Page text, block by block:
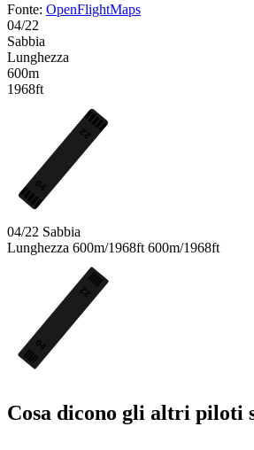
Fonte: OpenFlightMaps
04/22
Sabbia
Lunghezza
600m
1968ft
22
04
04/22 Sabbia
Lunghezza 600m/1968ft 600m/1968ft
22
04
Cosa dicono gli altri piloti